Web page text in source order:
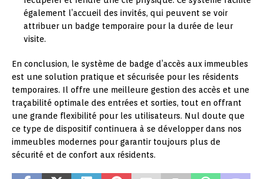
également l’accueil des invités, qui peuvent se voir
attribuer un badge temporaire pour la durée de leur
visite.
En conclusion, le système de badge d’accès aux immeubles
est une solution pratique et sécurisée pour les résidents
temporaires. Il offre une meilleure gestion des accès et une
traçabilité optimale des entrées et sorties, tout en offrant
une grande flexibilité pour les utilisateurs. Nul doute que
ce type de dispositif continuera à se développer dans nos
immeubles modernes pour garantir toujours plus de
sécurité et de confort aux résidents.